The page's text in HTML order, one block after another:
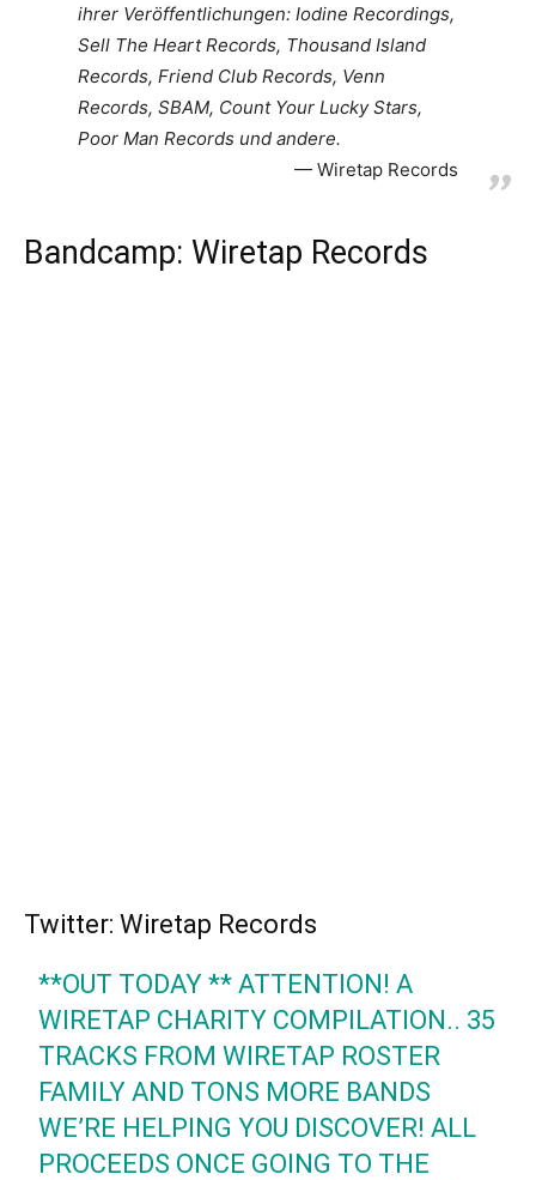
ihrer Veröffentlichungen: Iodine Recordings,
Sell The Heart Records, Thousand Island
Records, Friend Club Records, Venn
Records, SBAM, Count Your Lucky Stars,
Poor Man Records und andere.
Wiretap Records
Bandcamp: Wiretap Records
Twitter: Wiretap Records
**OUT TODAY ** ATTENTION! A
WIRETAP CHARITY COMPILATION.. 35
TRACKS FROM WIRETAP ROSTER
FAMILY AND TONS MORE BANDS
WE’RE HELPING YOU DISCOVER! ALL
PROCEEDS ONCE GOING TO THE